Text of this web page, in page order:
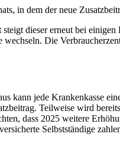
in dem der neue
dieser erneut bei
wechseln. Die
kann jede Krankenkasse
Teilweise wird
dass 2025 weitere
Selbstständige